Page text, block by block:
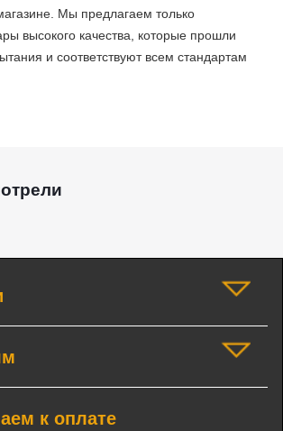
Мы предлагаем только
высокого качества, которые прошли
и соответствуют всем стандартам
к оплате